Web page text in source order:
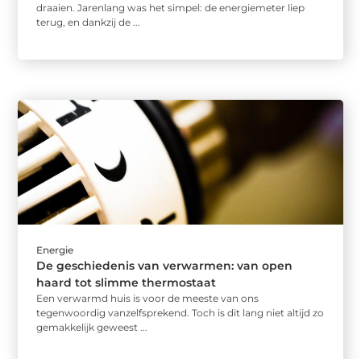
draaien. Jarenlang was het simpel: de energiemeter liep
terug, en dankzij de ...
Energie
De geschiedenis van verwarmen: van open
haard tot slimme thermostaat
Een verwarmd huis is voor de meeste van ons
tegenwoordig vanzelfsprekend. Toch is dit lang niet altijd zo
gemakkelijk geweest ...